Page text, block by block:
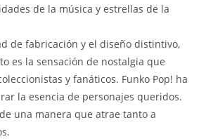
de la música y estrellas de la
de fabricación y el diseño distintivo,
es la sensación de nostalgia que
y fanáticos. Funko Pop! ha
la esencia de personajes queridos.
una manera que atrae tanto a